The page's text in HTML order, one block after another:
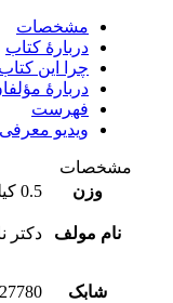
مشخصات
دربارۀ کتاب
چرا این
دربارۀ
فهرست
ویدیو معرفی
مشخصات
وزن
0.5 کیلوگرم
نام مولف دکتر
شابک